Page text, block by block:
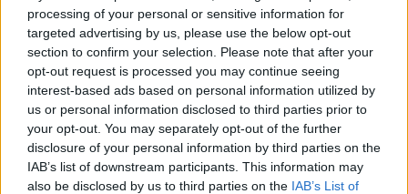
processing of your personal or sensitive information for
targeted advertising by us, please use the below opt-out
section to confirm your selection. Please note that after your
opt-out request is processed you may continue seeing
interest-based ads based on personal information utilized by
us or personal information disclosed to third parties prior to
your opt-out. You may separately opt-out of the further
disclosure of your personal information by third parties on the
IAB’s list of downstream participants. This information may
also be disclosed by us to third parties on the IAB’s List of
Motorola
Nokia
Oppo
Samsung
Vivo